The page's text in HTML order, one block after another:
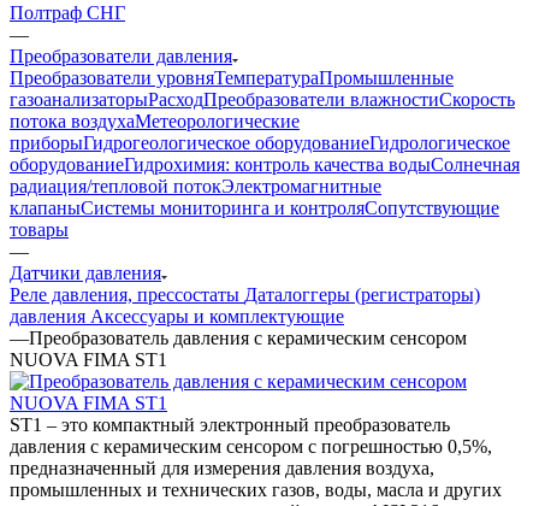
Полтраф СНГ
—
Преобразователи давления
Преобразователи уровняТемператураПромышленные
газоанализаторыРасходПреобразователи влажностиСкорость
потока воздухаМетеорологические
приборыГидрогеологическое оборудованиеГидрологическое
оборудованиеГидрохимия: контроль качества водыСолнечная
радиация/тепловой потокЭлектромагнитные
клапаныСистемы мониторинга и контроляСопутствующие
товары
—
Датчики давления
Реле давления, прессостаты Даталоггеры (регистраторы)
давления Аксессуары и комплектующие
—Преобразователь давления с керамическим сенсором
NUOVA FIMA ST1
ST1 – это компактный электронный преобразователь
давления с керамическим сенсором с погрешностью 0,5%,
предназначенный для измерения давления воздуха,
промышленных и технических газов, воды, масла и других